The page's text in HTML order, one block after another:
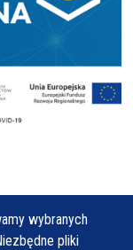
wybranych
pliki